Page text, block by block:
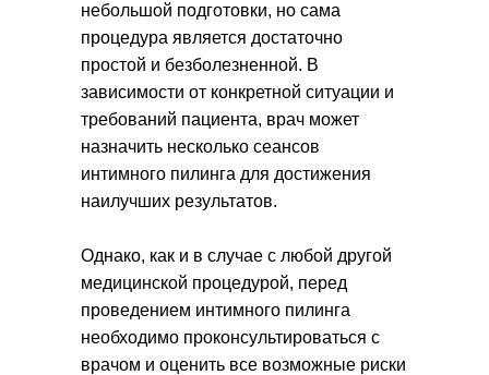
небольшой подготовки, но сама
процедура является достаточно
простой и безболезненной. В
зависимости от конкретной ситуации и
требований пациента, врач может
назначить несколько сеансов
интимного пилинга для достижения
наилучших результатов.
Однако, как и в случае с любой другой
медицинской процедурой, перед
проведением интимного пилинга
необходимо проконсультироваться с
врачом и оценить все возможные риски